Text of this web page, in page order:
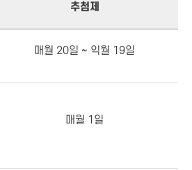
추첨제
매월 20일 ~ 익월 19일
매월 1일